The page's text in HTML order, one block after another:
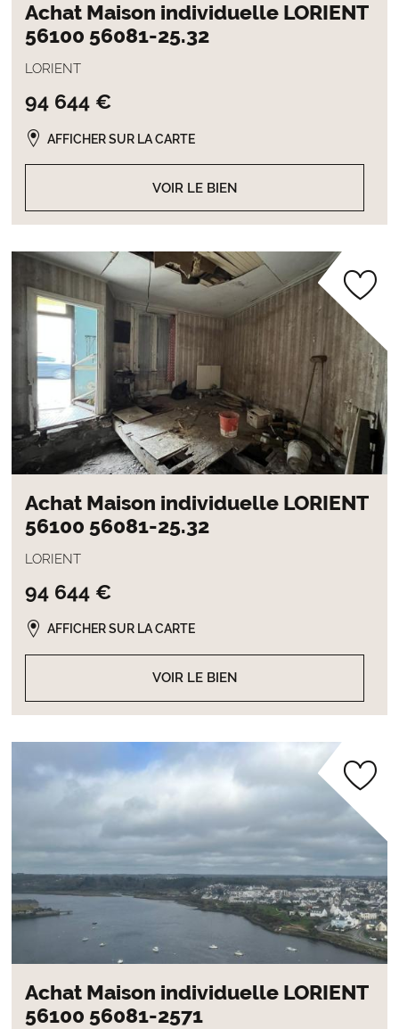
Achat Maison individuelle LORIENT
56100 56081-25.32
LORIENT
94 644 €
VOIR LE BIEN
AFFICHER SUR LA CARTE
Achat Maison individuelle LORIENT
56100 56081-25.32
LORIENT
94 644 €
VOIR LE BIEN
AFFICHER SUR LA CARTE
Achat Maison individuelle LORIENT
56100 56081-2571